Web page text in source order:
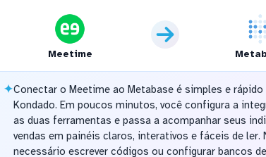
Meetime
✦Conectar o Meetime ao Metabase é simples e
Kondado. Em poucos minutos, você configura a
as duas ferramentas e passa a acompanhar seus
vendas em painéis claros, interativos e fáceis de ler.
necessário escrever códigos ou configurar bancos